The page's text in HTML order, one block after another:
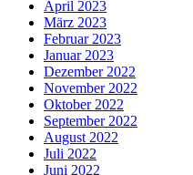
April 2023
März 2023
Februar 2023
Januar 2023
Dezember 2022
November 2022
Oktober 2022
September 2022
August 2022
Juli 2022
Juni 2022